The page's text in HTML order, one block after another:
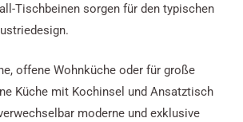
Tischbeinen sorgen für den typischen
offene Wohnküche oder für große
Küche mit Kochinsel und Ansatztisch
moderne und exklusive